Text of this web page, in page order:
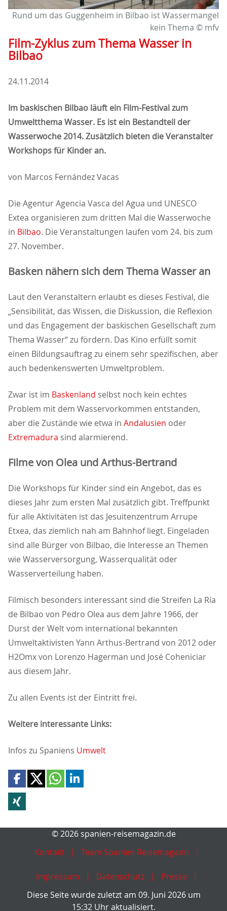
Rund um das Guggenheim in Bilbao ist Wassermangel
kein Thema © mfv
Film-Zyklus zum Thema Wasser in
Bilbao
24.11.2014
Im baskischen Bilbao läuft ein Film-Festival zum
Umweltthema Wasser. Es ist ein Bestandteil der
Wasserwoche 2014. Zusätzlich bieten die Veranstalter
Workshops für Kinder an.
von Marcos Fernández Vacas
Die Agentur Agencia Vasca del Agua und UNESCO
Extea organisieren zum dritten Mal die Wasserwoche
in Bilbao. Die Veranstaltungen laufen vom 24. bis zum
27. November.
Basken nähern sich dem Thema Wasser an
Laut den Veranstaltern erlaubt es dieses Festival, die
Sensibilität, das Wissen, die Diskussion, die Reflexion
und das Engagement der baskischen Gesellschaft zum
Thema Wasser“ zu fördern. Das Kino erfüllt somit
einen Bildungsauftrag zu einem sehr spezifischen, aber
auch bedenkenswerten Umweltproblem.
Zwar ist im Baskenland selbst noch kein echtes
Problem mit dem Wasservorkommen entstanden,
aber die Zustände wie etwa in Andalusien oder
Extremadura sind alarmierend.
Filme von Olea und Arthus-Bertrand
Die Workshops für Kinder sind ein Angebot, das es
dieses Jahr zum ersten Mal zusätzlich gibt. Treffpunkt
für alle Aktivitäten ist das Jesuitenzentrum Arrupe
Etxea, das ziemlich nah am Bahnhof liegt. Eingeladen
sind alle Bürger von Bilbao, die Interesse an Themen
wie Wasserversorgung, Wasserqualität oder
Wasserverteilung haben.
Filmisch besonders interessant sind die Streifen La Ría
de Bilbao von Pedro Olea aus dem Jahre 1966, der
Durst der Welt vom international bekannten
Umweltaktivisten Yann Arthus-Bertrand von 2012 oder
H2Omx von Lorenzo Hagerman und José Coheniciar
aus diesem Jahr.
Zu allen Events ist der Eintritt frei.
Weitere interessante Links:
Infos zu Spaniens Umwelt
© 2026 spanien-reisemagazin.de
Kontakt
Team Spanien Reisemagazin
Impressum Datenschutz
Presse
Diese Seite wurde zuletzt am 09. Juni 2026 um
15:32 Uhr aktualisiert.